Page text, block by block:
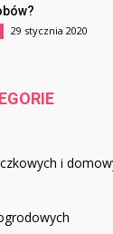
29 stycznia 2020
i